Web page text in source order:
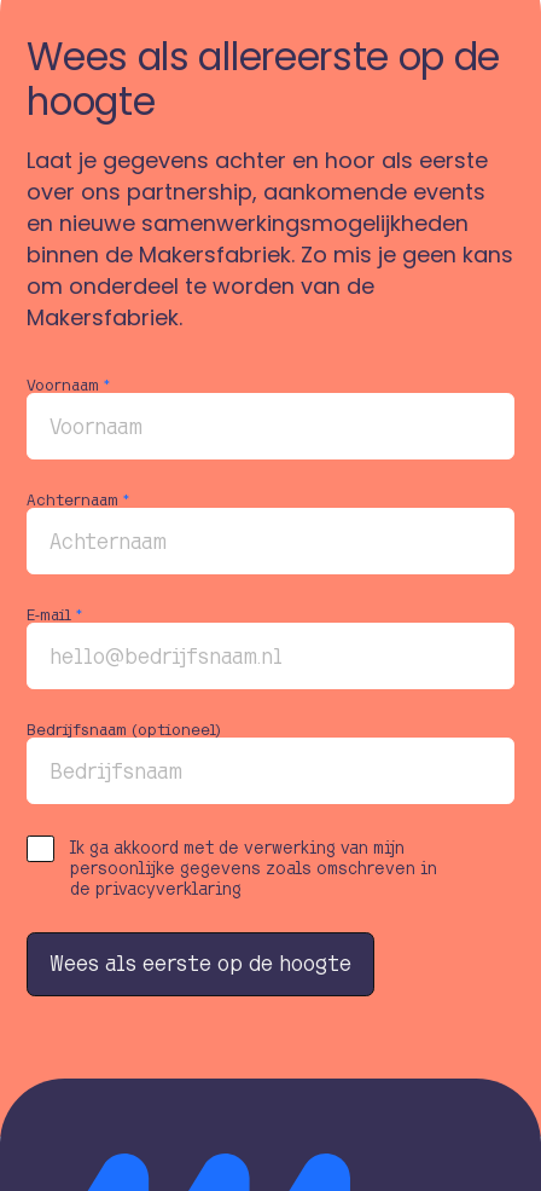
Wees als allereerste op de
hoogte
Laat je gegevens achter en hoor als eerste
over ons partnership, aankomende events
en nieuwe samenwerkingsmogelijkheden
binnen de Makersfabriek. Zo mis je geen kans
om onderdeel te worden van de
Makersfabriek.
Voornaam*
Achternaam*
E-mail*
Bedrijfsnaam (optioneel)
Ik ga akkoord met de verwerking van mijn
persoonlijke gegevens zoals omschreven in
de privacyverklaring
Wees als eerste op de hoogte